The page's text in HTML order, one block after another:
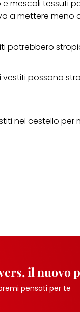
mescoli tessuti
a mettere
potrebbero
vestiti possono
nel cestello
il nuovo
pensati per te